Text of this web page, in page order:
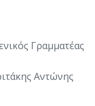
Γραμματέας
Αντώνης